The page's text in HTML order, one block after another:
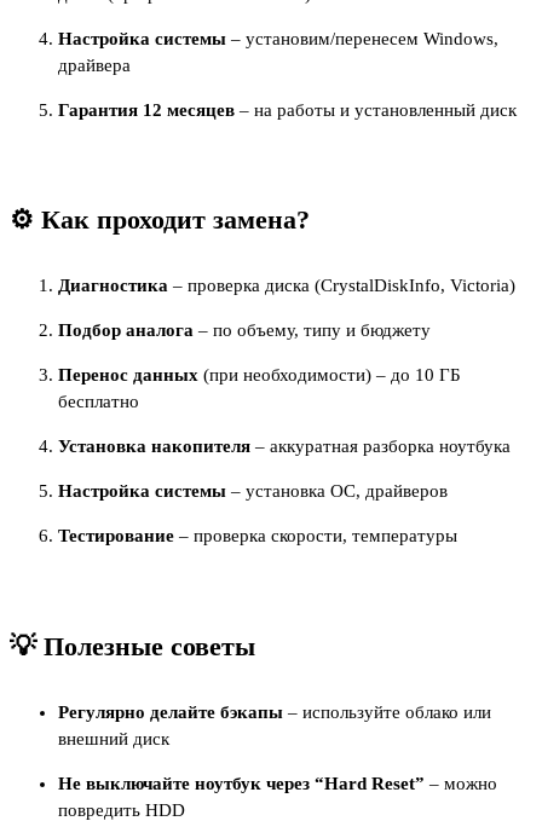
Настройка системы – установим/перенесем Windows,
драйвера
Гарантия 12 месяцев – на работы и установленный диск
⚙️ Как проходит замена?
Диагностика – проверка диска (CrystalDiskInfo, Victoria)
Подбор аналога – по объему, типу и бюджету
Перенос данных (при необходимости) – до 10 ГБ
бесплатно
Установка накопителя – аккуратная разборка ноутбука
Настройка системы – установка ОС, драйверов
Тестирование – проверка скорости, температуры
💡 Полезные советы
Регулярно делайте бэкапы – используйте облако или
внешний диск
Не выключайте ноутбук через “Hard Reset” – можно
повредить HDD